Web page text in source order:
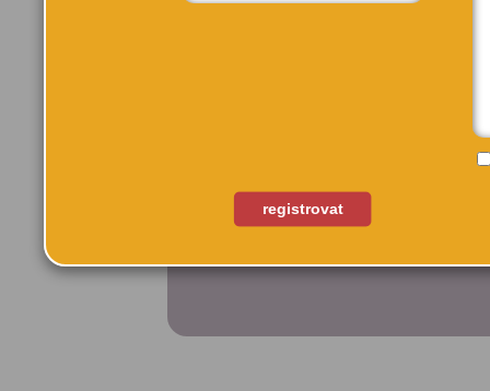
registrovat